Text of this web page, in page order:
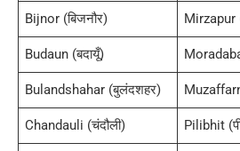
Bijnor (बिजनौर) Mirzapur
Budaun (बदायूँ)
Bulandshahar (बुलंदशहर)
Chandauli (चंदौली) Pilibhit